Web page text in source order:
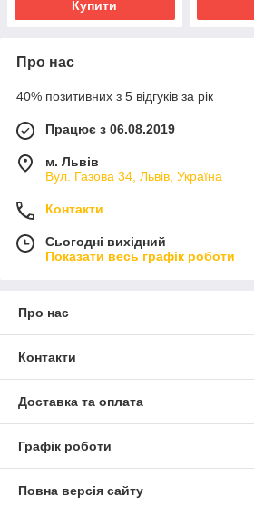
Купити
Про нас
40% позитивних з 5 відгуків за рік
Працює з 06.08.2019
м. Львів
Вул. Газова 34, Львів, Україна
Контакти
Сьогодні вихідний
Показати весь графік роботи
Про нас
Контакти
Доставка та оплата
Графік роботи
Повна версія сайту